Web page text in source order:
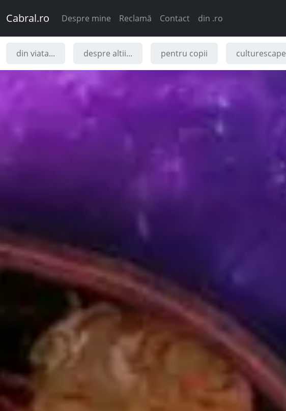
Cabral.ro Despre mine Reclamă Contact din .ro
din viata... despre altii... pentru copii culturescape